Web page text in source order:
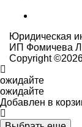
Юридическая
ИП Фомичева
Copyright ©
ожидайте
ожидайте
Добавлен в